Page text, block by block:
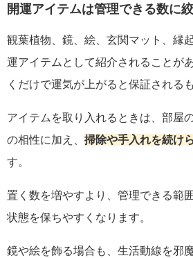
開運アイテムは管理できる数に
観葉植物、鏡、絵、玄関マット、縁
運アイテムとして紹介されることが
くだけで運気が上がると保証される
アイテムを取り入れるときは、部屋
の相性に加え、 掃除や手入れを続け
す。
置く数を増やすより、管理できる範
状態を保ちやすくなります。
鏡や絵を飾る場合も、生活動線を邪